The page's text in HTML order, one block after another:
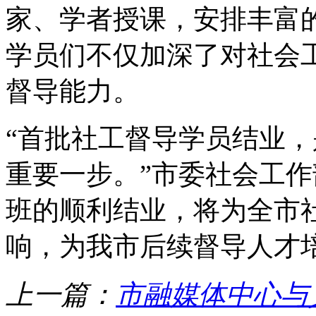
家、学者授课，安排丰富
学员们不仅加深了对社会
督导能力。
“首批社工督导学员结业
重要一步。”市委社会工
班的顺利结业，将为全市
响，为我市后续督导人才
上一篇： 市融媒体中心